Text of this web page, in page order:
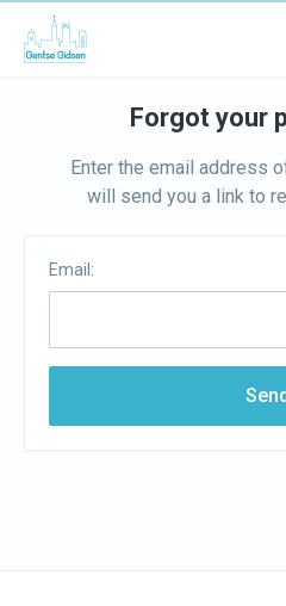
Forgot your
Enter the email address
will send you a link to
Email: